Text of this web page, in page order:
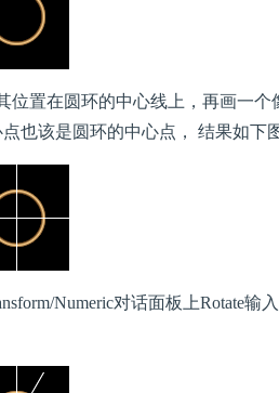
置在圆环的中心线上，再画一个
也该是圆环的中心点， 结果如下
Numeric对话面板上Rotate输